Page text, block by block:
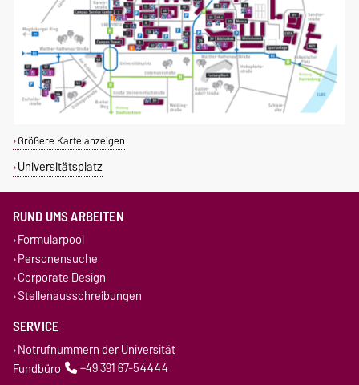
Größere Karte anzeigen
Universitätsplatz
RUND UMS ARBEITEN
Formularpool
Personensuche
Corporate Design
Stellenausschreibungen
SERVICE
Notrufnummern der Universität
Fundbüro
+49 391 67-54444